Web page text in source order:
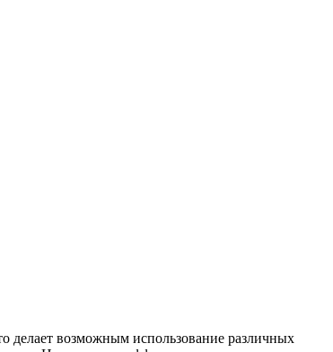
делает возможным использование различных